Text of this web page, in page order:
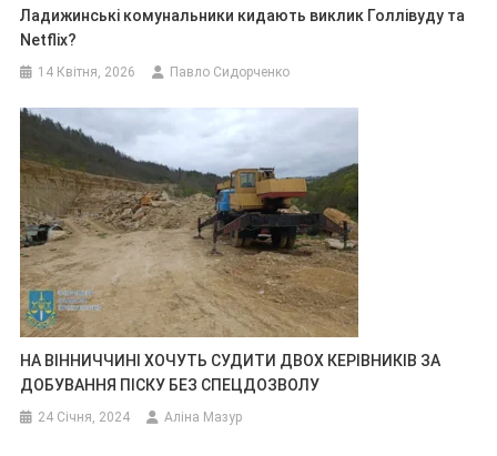
Ладижинські комунальники кидають виклик Голлівуду та
Netflix?
14 Квітня, 2026 Павло Сидорченко
НА ВІННИЧЧИНІ ХОЧУТЬ СУДИТИ ДВОХ КЕРІВНИКІВ ЗА
ДОБУВАННЯ ПІСКУ БЕЗ СПЕЦДОЗВОЛУ
24 Січня, 2024 Аліна Мазур